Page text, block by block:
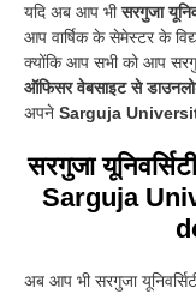
यदि अब आप भीसरगुजा
आप वार्षिक के सेमेस्टर के
क्योंकि आप सभी को आप
ऑफिसर वेबसाइट से
अपने Sarguja
सरगुजा
Sarguja
अब आप भी सरगुजा